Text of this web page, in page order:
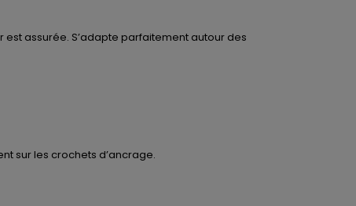
est assurée. S’adapte parfaitement autour des
sur les crochets d’ancrage.